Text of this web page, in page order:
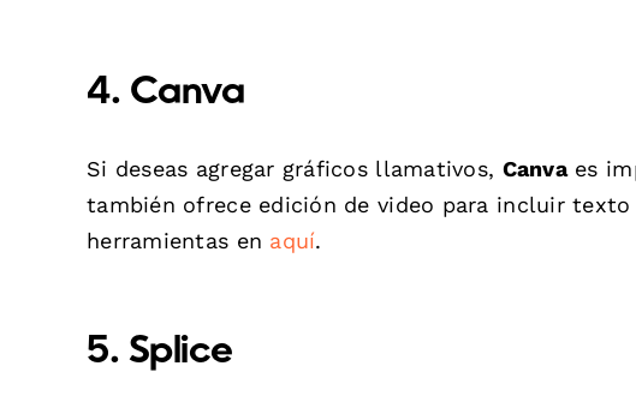
4. Canva
Si deseas agregar gráficos llamativos, Canvaes
también ofrece edición de video para incluir
herramientas en aquí.
5. Splice